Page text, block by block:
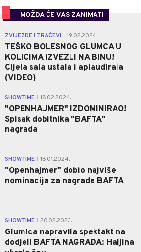
MOŽDA ĆE VAS ZANIMATI
ZVIJEZDE I TRAČEVI 19.02.2024.
TEŠKO BOLESNOG GLUMCA U
KOLICIMA IZVEZLI NA BINU!
Cijela sala ustala i aplaudirala
(VIDEO)
SHOWTIME 18.02.2024.
"OPENHAJMER" IZDOMINIRAO!
Spisak dobitnika "BAFTA"
nagrada
SHOWTIME 18.01.2024.
"Openhajmer" dobio najviše
nominacija za nagrade BAFTA
SHOWTIME 20.02.2023.
Glumica napravila spektakt na
dodjeli BAFTA NAGRADA: Haljina